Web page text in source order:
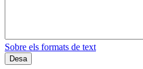
Sobre els formats de text